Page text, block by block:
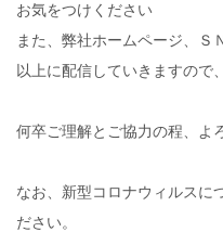
お気をつけください
また、弊社ホームページ、Ｓ
以上に配信していきますので
何卒ご理解とご協力の程、よ
なお、新型コロナウィルスに
ださい。